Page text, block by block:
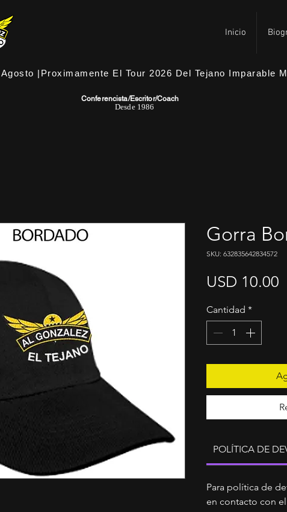
Conferencista/Escritor/Coach
Desde 1986
Inicio
|Proximamente El Tour 2026 Del Tejano Imparable
Gorra
SKU: 632835642834572
USD 10.00
Cantidad *
POLÍTICA DE
Para política de
en contacto con